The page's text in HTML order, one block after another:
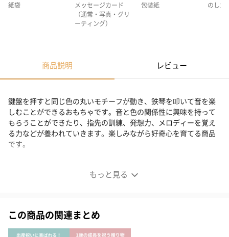
紙袋
メッセージカード
（通常・写真・グリ
ーティング）
包装紙 のしカ
商品説明 レビュー
もっと見る
鍵盤を押すと同じ色の丸いモチーフが動き、鉄琴を叩いて音を楽
しむことができるおもちゃです。音と色の関係性に興味を持って
もらうことができたり、指先の訓練、発想力、メロディーを覚え
る力などが養われていきます。楽しみながら好奇心を育てる商品
です。
はじいて、叩いて、楽しい！
この商品の関連まとめ